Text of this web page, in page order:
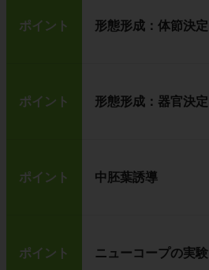
ポイント 形態形成：体節決定
ポイント 形態形成：器官決定
ポイント 中胚葉誘導
ポイント ニューコープの実験